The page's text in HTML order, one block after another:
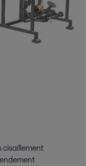
cisaillement